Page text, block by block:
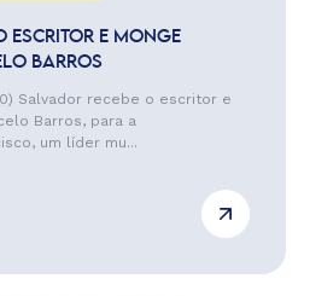
ESCRITOR E MONGE
BARROS
Salvador recebe o escritor e
Barros, para a
um líder mu...